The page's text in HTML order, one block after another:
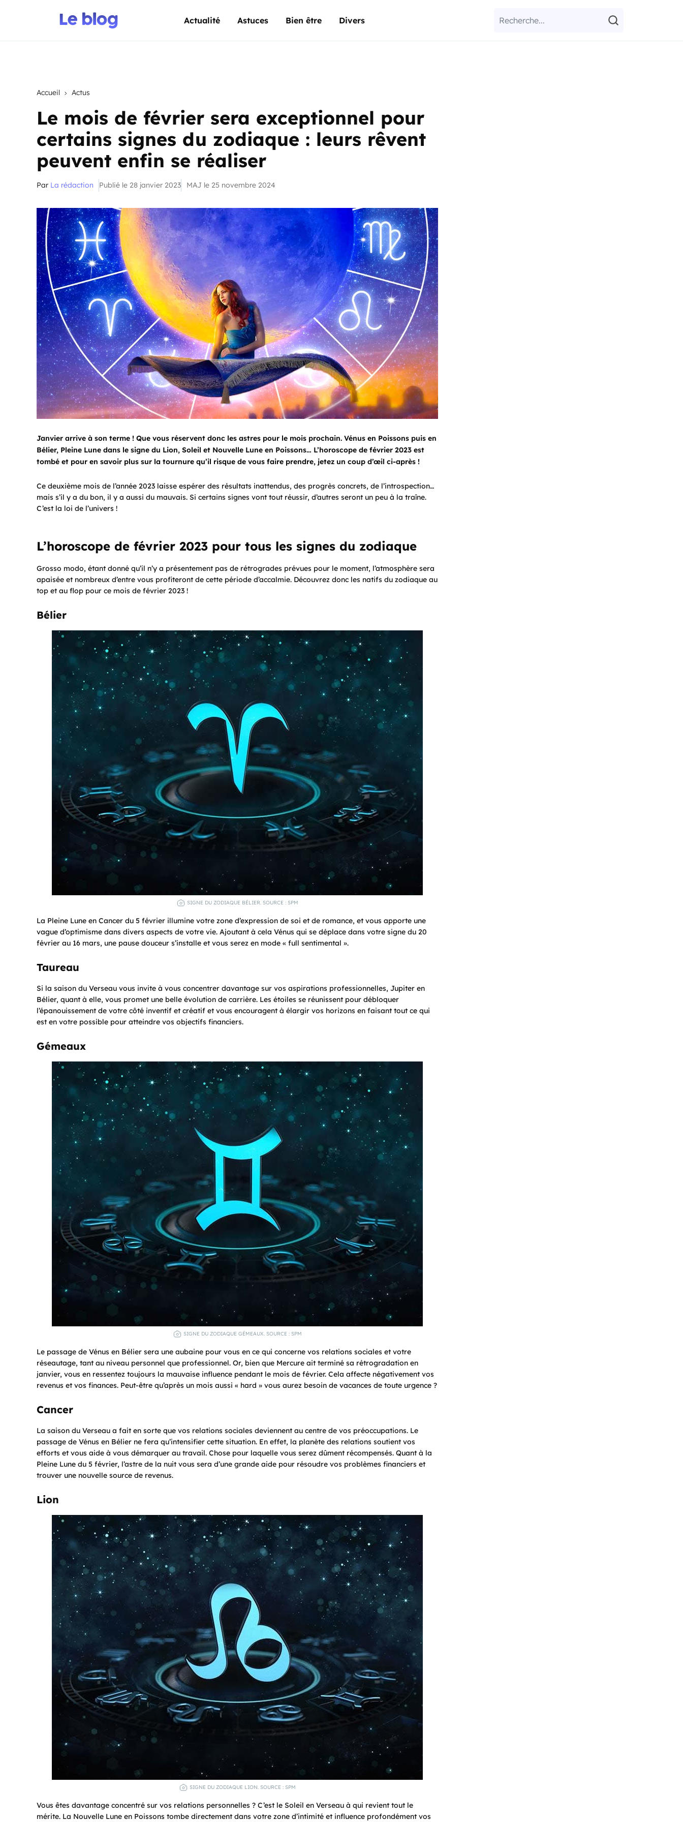
Actualité Astuces Bien être Divers
Accueil Actus
Le mois de février sera exceptionnel pour
certains signes du zodiaque : leurs rêvent
peuvent enfin se réaliser
Par La rédaction Publié le 28 janvier 2023 MAJ le 25 novembre 2024
Janvier arrive à son terme ! Que vous réservent donc les astres pour le mois prochain. Vénus en Poissons puis en
Bélier, Pleine Lune dans le signe du Lion, Soleil et Nouvelle Lune en Poissons… L’horoscope de février 2023 est
tombé et pour en savoir plus sur la tournure qu’il risque de vous faire prendre, jetez un coup d’œil ci-après !
Ce deuxième mois de l’année 2023 laisse espérer des résultats inattendus, des progrès concrets, de l’introspection…
mais s’il y a du bon, il y a aussi du mauvais. Si certains signes vont tout réussir, d’autres seront un peu à la traîne.
C’est la loi de l’univers !
L’horoscope de février 2023 pour tous les signes du zodiaque
Grosso modo, étant donné qu’il n’y a présentement pas de rétrogrades prévues pour le moment, l’atmosphère sera
apaisée et nombreux d’entre vous profiteront de cette période d’accalmie. Découvrez donc les natifs du zodiaque au
top et au flop pour ce mois de février 2023 !
Bélier
SIGNE DU ZODIAQUE BÉLIER. SOURCE : SPM
La Pleine Lune en Cancer du 5 février illumine votre zone d’expression de soi et de romance, et vous apporte une
vague d’optimisme dans divers aspects de votre vie. Ajoutant à cela Vénus qui se déplace dans votre signe du 20
février au 16 mars, une pause douceur s’installe et vous serez en mode « full sentimental ».
Taureau
Si la saison du Verseau vous invite à vous concentrer davantage sur vos aspirations professionnelles, Jupiter en
Bélier, quant à elle, vous promet une belle évolution de carrière. Les étoiles se réunissent pour débloquer
l’épanouissement de votre côté inventif et créatif et vous encouragent à élargir vos horizons en faisant tout ce qui
est en votre possible pour atteindre vos objectifs financiers.
Gémeaux
SIGNE DU ZODIAQUE GÉMEAUX. SOURCE : SPM
Le passage de Vénus en Bélier sera une aubaine pour vous en ce qui concerne vos relations sociales et votre
réseautage, tant au niveau personnel que professionnel. Or, bien que Mercure ait terminé sa rétrogradation en
janvier, vous en ressentez toujours la mauvaise influence pendant le mois de février. Cela affecte négativement vos
revenus et vos finances. Peut-être qu’après un mois aussi « hard » vous aurez besoin de vacances de toute urgence ?
Cancer
La saison du Verseau a fait en sorte que vos relations sociales deviennent au centre de vos préoccupations. Le
passage de Vénus en Bélier ne fera qu’intensifier cette situation. En effet, la planète des relations soutient vos
efforts et vous aide à vous démarquer au travail. Chose pour laquelle vous serez dûment récompensés. Quant à la
Pleine Lune du 5 février, l’astre de la nuit vous sera d’une grande aide pour résoudre vos problèmes financiers et
trouver une nouvelle source de revenus.
Lion
SIGNE DU ZODIAQUE LION. SOURCE : SPM
Vous êtes davantage concentré sur vos relations personnelles ? C’est le Soleil en Verseau à qui revient tout le
mérite. La Nouvelle Lune en Poissons tombe directement dans votre zone d’intimité et influence profondément vos